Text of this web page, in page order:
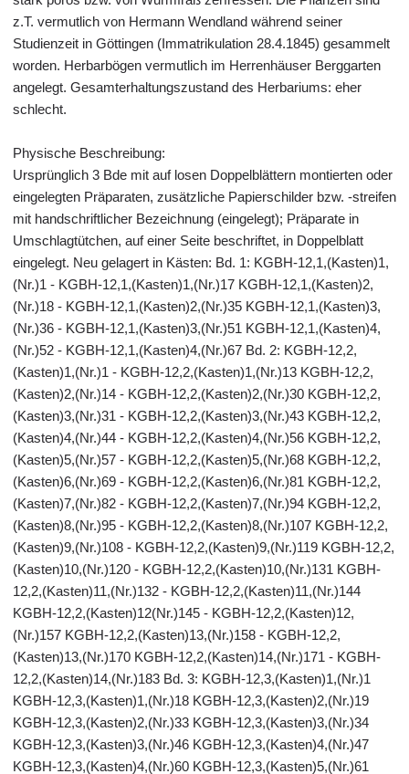
z.T. vermutlich von Hermann Wendland während seiner
Studienzeit in Göttingen (Immatrikulation 28.4.1845) gesammelt
worden. Herbarbögen vermutlich im Herrenhäuser Berggarten
angelegt. Gesamterhaltungszustand des Herbariums: eher
schlecht.
Physische Beschreibung:
Ursprünglich 3 Bde mit auf losen Doppelblättern montierten oder
eingelegten Präparaten, zusätzliche Papierschilder bzw. -streifen
mit handschriftlicher Bezeichnung (eingelegt); Präparate in
Umschlagtütchen, auf einer Seite beschriftet, in Doppelblatt
eingelegt. Neu gelagert in Kästen: Bd. 1: KGBH-12,1,(Kasten)1,
(Nr.)1 - KGBH-12,1,(Kasten)1,(Nr.)17 KGBH-12,1,(Kasten)2,
(Nr.)18 - KGBH-12,1,(Kasten)2,(Nr.)35 KGBH-12,1,(Kasten)3,
(Nr.)36 - KGBH-12,1,(Kasten)3,(Nr.)51 KGBH-12,1,(Kasten)4,
(Nr.)52 - KGBH-12,1,(Kasten)4,(Nr.)67 Bd. 2: KGBH-12,2,
(Kasten)1,(Nr.)1 - KGBH-12,2,(Kasten)1,(Nr.)13 KGBH-12,2,
(Kasten)2,(Nr.)14 - KGBH-12,2,(Kasten)2,(Nr.)30 KGBH-12,2,
(Kasten)3,(Nr.)31 - KGBH-12,2,(Kasten)3,(Nr.)43 KGBH-12,2,
(Kasten)4,(Nr.)44 - KGBH-12,2,(Kasten)4,(Nr.)56 KGBH-12,2,
(Kasten)5,(Nr.)57 - KGBH-12,2,(Kasten)5,(Nr.)68 KGBH-12,2,
(Kasten)6,(Nr.)69 - KGBH-12,2,(Kasten)6,(Nr.)81 KGBH-12,2,
(Kasten)7,(Nr.)82 - KGBH-12,2,(Kasten)7,(Nr.)94 KGBH-12,2,
(Kasten)8,(Nr.)95 - KGBH-12,2,(Kasten)8,(Nr.)107 KGBH-12,2,
(Kasten)9,(Nr.)108 - KGBH-12,2,(Kasten)9,(Nr.)119 KGBH-12,2,
(Kasten)10,(Nr.)120 - KGBH-12,2,(Kasten)10,(Nr.)131 KGBH-
12,2,(Kasten)11,(Nr.)132 - KGBH-12,2,(Kasten)11,(Nr.)144
KGBH-12,2,(Kasten)12(Nr.)145 - KGBH-12,2,(Kasten)12,
(Nr.)157 KGBH-12,2,(Kasten)13,(Nr.)158 - KGBH-12,2,
(Kasten)13,(Nr.)170 KGBH-12,2,(Kasten)14,(Nr.)171 - KGBH-
12,2,(Kasten)14,(Nr.)183 Bd. 3: KGBH-12,3,(Kasten)1,(Nr.)1
KGBH-12,3,(Kasten)1,(Nr.)18 KGBH-12,3,(Kasten)2,(Nr.)19
KGBH-12,3,(Kasten)2,(Nr.)33 KGBH-12,3,(Kasten)3,(Nr.)34
KGBH-12,3,(Kasten)3,(Nr.)46 KGBH-12,3,(Kasten)4,(Nr.)47
KGBH-12,3,(Kasten)4,(Nr.)60 KGBH-12,3,(Kasten)5,(Nr.)61